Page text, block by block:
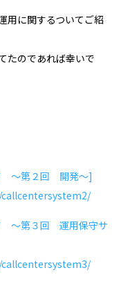
用に関するついてご紹
たのであれば幸いで
～第２回 開発～]
～第３回 運用保守サ